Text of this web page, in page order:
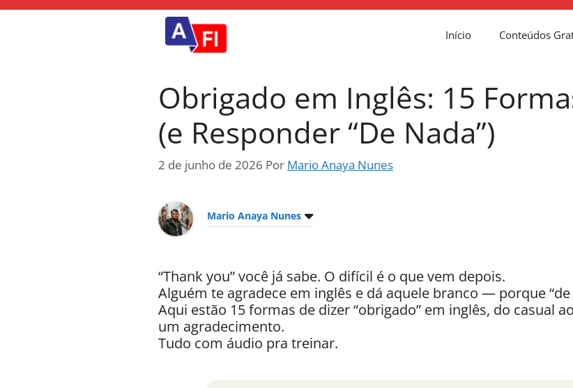
Pular
Início Conteúdos
Obrigado em Inglês: 15
(e Responder “De Nada”)
2 de junho de 2026 Por Mario Anaya Nunes
Mario Anaya Nunes
“Thank you” você já sabe. O difícil é o que vem depois.
Alguém te agradece em inglês e dá aquele branco — porque
Aqui estão 15 formas de dizer “obrigado” em inglês, do casual
um agradecimento.
Tudo com áudio pra treinar.